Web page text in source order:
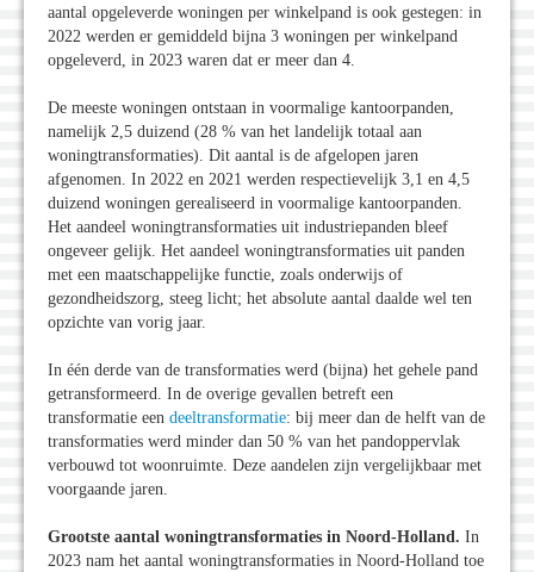
aantal opgeleverde woningen per winkelpand is ook gestegen: in
2022 werden er gemiddeld bijna 3 woningen per winkelpand
opgeleverd, in 2023 waren dat er meer dan 4.
De meeste woningen ontstaan in voormalige kantoorpanden,
namelijk 2,5 duizend (28 % van het landelijk totaal aan
woningtransformaties). Dit aantal is de afgelopen jaren
afgenomen. In 2022 en 2021 werden respectievelijk 3,1 en 4,5
duizend woningen gerealiseerd in voormalige kantoorpanden.
Het aandeel woningtransformaties uit industriepanden bleef
ongeveer gelijk. Het aandeel woningtransformaties uit panden
met een maatschappelijke functie, zoals onderwijs of
gezondheidszorg, steeg licht; het absolute aantal daalde wel ten
opzichte van vorig jaar.
In één derde van de transformaties werd (bijna) het gehele pand
getransformeerd. In de overige gevallen betreft een
transformatie een deeltransformatie: bij meer dan de helft van de
transformaties werd minder dan 50 % van het pandoppervlak
verbouwd tot woonruimte. Deze aandelen zijn vergelijkbaar met
voorgaande jaren.
Grootste aantal woningtransformaties in Noord-Holland. In
2023 nam het aantal woningtransformaties in Noord-Holland toe